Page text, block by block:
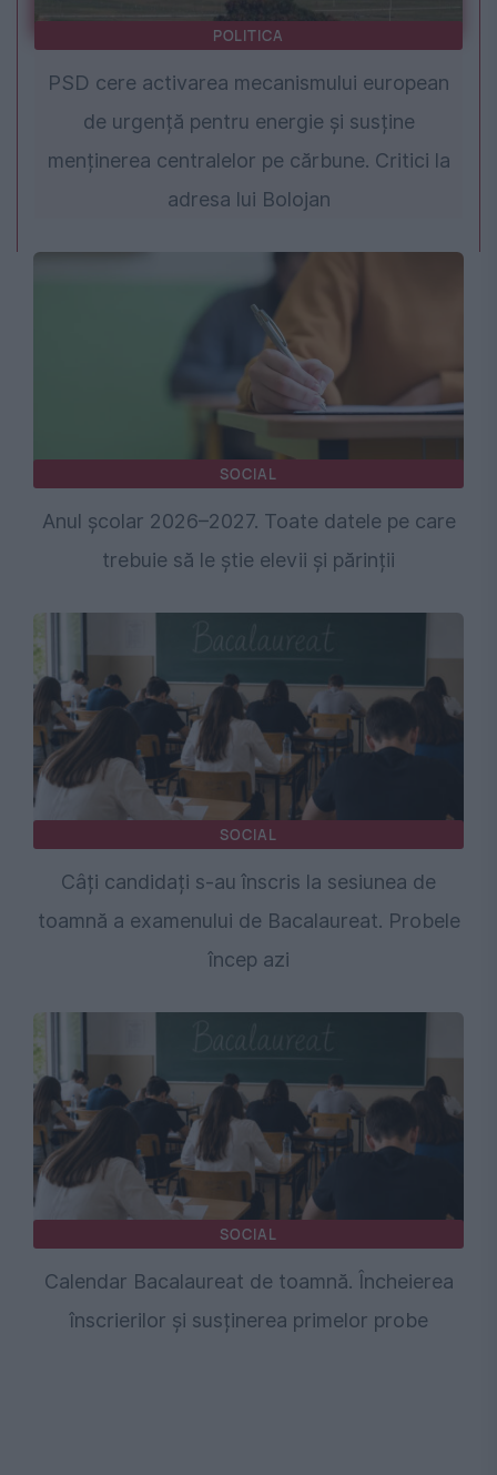
POLITICA
PSD cere activarea mecanismului european
de urgență pentru energie și susține
menținerea centralelor pe cărbune. Critici la
adresa lui Bolojan
SOCIAL
Anul școlar 2026–2027. Toate datele pe care
trebuie să le știe elevii și părinții
SOCIAL
Câți candidați s-au înscris la sesiunea de
toamnă a examenului de Bacalaureat. Probele
încep azi
SOCIAL
Calendar Bacalaureat de toamnă. Încheierea
înscrierilor și susținerea primelor probe